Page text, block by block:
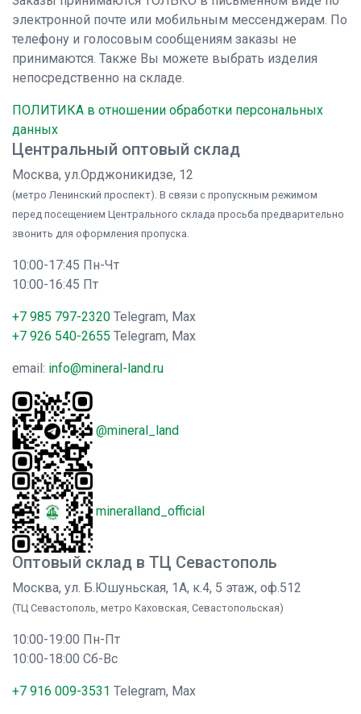
электронной почте или мобильным мессенджерам. По
телефону и голосовым сообщениям заказы не
принимаются. Также Вы можете выбрать изделия
непосредственно на складе.
ПОЛИТИКА в отношении обработки персональных
данных
Центральный оптовый склад
Москва, ул.Орджоникидзе, 12
(метро Ленинский проспект). В связи с пропускным режимом
перед посещением Центрального склада просьба предварительно
звонить для оформления пропуска.
10:00-17:45 Пн-Чт
10:00-16:45 Пт
+7 985 797-2320 Telegram, Max
+7 926 540-2655 Telegram, Max
email: info@mineral-land.ru
@mineral_land
mineralland_official
Оптовый склад в ТЦ Севастополь
Москва, ул. Б.Юшуньская, 1А, к.4, 5 этаж, оф.512
(ТЦ Севастополь, метро Каховская, Севастопольская)
10:00-19:00 Пн-Пт
10:00-18:00 Сб-Вс
+7 916 009-3531 Telegram, Max